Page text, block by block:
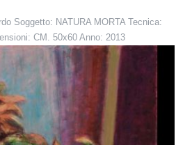
Soggetto: NATURA MORTA Tecnica:
CM. 50x60 Anno: 2013